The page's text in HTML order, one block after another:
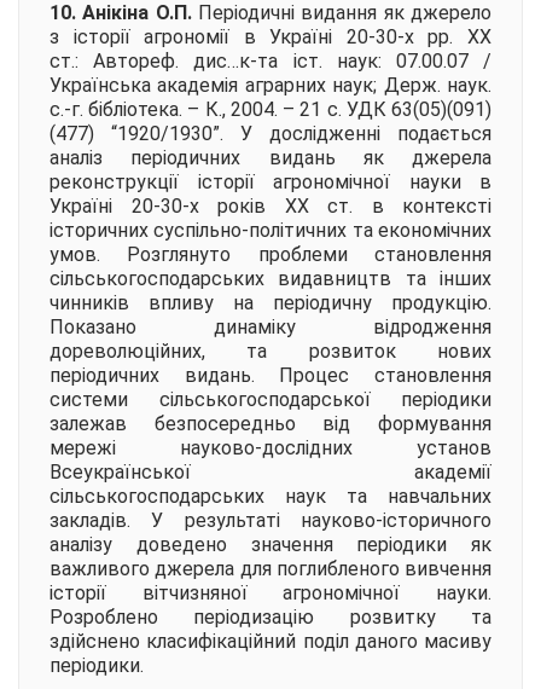
10. Анікіна О.П. Періодичні видання як джерело
з історії агрономії в Україні 20-30-х рр. ХХ
ст.: Автореф. дис…к-та іст. наук: 07.00.07 /
Українська академія аграрних наук; Держ. наук.
с.-г. бібліотека. – К., 2004. – 21 с. УДК 63(05)(091)
(477) “1920/1930”. У дослідженні подається
аналіз періодичних видань як джерела
реконструкції історії агрономічної науки в
Україні 20-30-х років ХХ ст. в контексті
історичних суспільно-політичних та економічних
умов. Розглянуто проблеми становлення
сільськогосподарських видавництв та інших
чинників впливу на періодичну продукцію.
Показано динаміку відродження
дореволюційних, та розвиток нових
періодичних видань. Процес становлення
системи сільськогосподарської періодики
залежав безпосередньо від формування
мережі науково-дослідних установ
Всеукраїнської академії
сільськогосподарських наук та навчальних
закладів. У результаті науково-історичного
аналізу доведено значення періодики як
важливого джерела для поглибленого вивчення
історії вітчизняної агрономічної науки.
Розроблено періодизацію розвитку та
здійснено класифікаційний поділ даного масиву
періодики.